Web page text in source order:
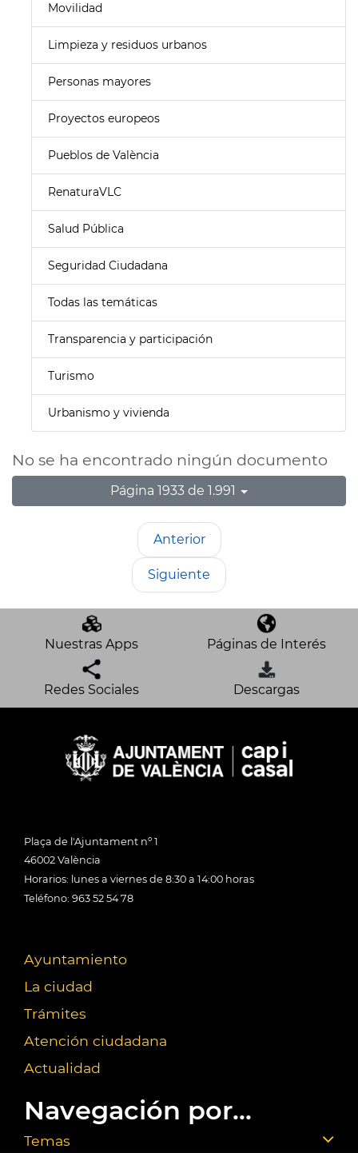
Movilidad
Limpieza y residuos urbanos
Personas mayores
Proyectos europeos
Pueblos de València
RenaturaVLC
Salud Pública
Seguridad Ciudadana
Todas las temáticas
Transparencia y participación
Turismo
Urbanismo y vivienda
No se ha encontrado ningún documento
Página 1933 de 1.991
Anterior
Siguiente
Nuestras Apps Páginas de Interés
Redes Sociales Descargas
Plaça de l'Ajuntament nº 1
46002 València
Horarios: lunes a viernes de 8:30 a 14:00 horas
Teléfono: 963 52 54 78
Ayuntamiento
La ciudad
Trámites
Atención ciudadana
Actualidad
Navegación por...
Temas